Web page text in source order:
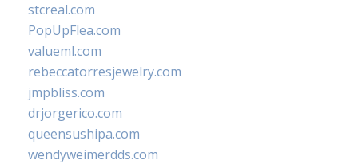
stcreal.com
PopUpFlea.com
valueml.com
rebeccatorresjewelry.com
jmpbliss.com
drjorgerico.com
queensushipa.com
wendyweimerdds.com